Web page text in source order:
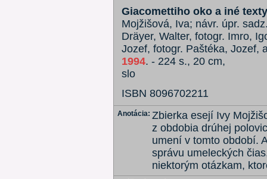
Giacomettiho oko a iné
Mojžišová, Iva; návr. úpr.
Dräyer, Walter, fotogr. Imro,
Jozef, fotogr. Paštéka, Jozef,
1994. - 224 s., 20 cm,
slo
ISBN 8096702211
Anotácia: Zbierka esejí Ivy
z obdobia drúhej
umení v tomto období.
správu umeleckých
niektorým otázkam,